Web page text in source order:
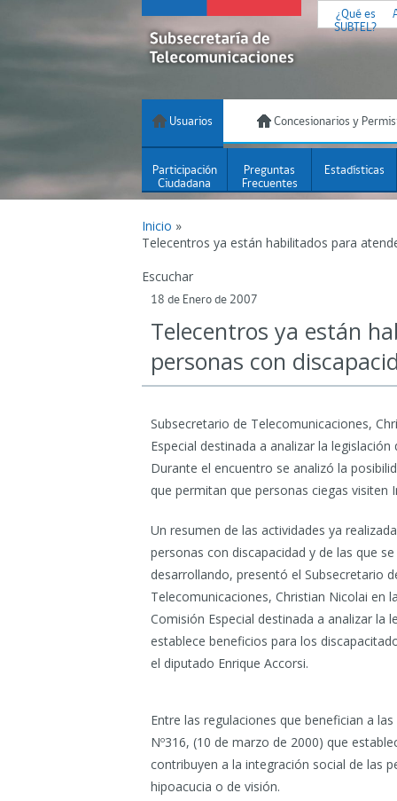
¿Qué es
SUBTEL?
Usuarios Concesionarios y
Participación
Ciudadana
Preguntas
Frecuentes
Estadísticas
Inicio »
Telecentros ya están habilitados para
Escuchar
18 de Enero de 2007
Telecentros ya están
personas con
Subsecretario de Telecomunicaciones,
Especial destinada a analizar la
Durante el encuentro se analizó la
que permitan que personas ciegas
Un resumen de las actividades ya
personas con discapacidad y de las que
desarrollando, presentó el Subsecretario
Telecomunicaciones, Christian Nicolai en
Comisión Especial destinada a analizar la
establece beneficios para los
el diputado Enrique Accorsi.
Entre las regulaciones que benefician a
Nº316, (10 de marzo de 2000) que
contribuyen a la integración social de las
hipoacucia o de visión.